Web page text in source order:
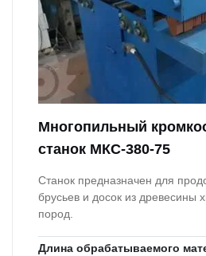
Многопильный
станок МКС-380-75
Станок предназначен для
брусьев и досок из древесины
пород.
Длина обрабатываемого